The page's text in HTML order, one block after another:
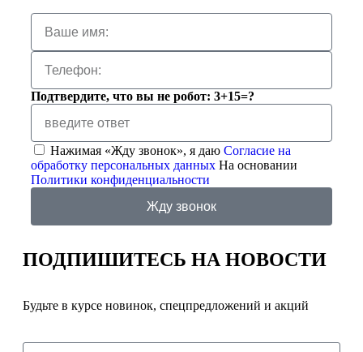
Подтвердите, что вы не робот: 3+15=?
Нажимая «Жду звонок», я даю Согласие на
обработку персональных данных На основании
Политики конфиденциальности
Жду звонок
ПОДПИШИТЕСЬ НА НОВОСТИ
Будьте в курсе новинок, спецпредложений и акций